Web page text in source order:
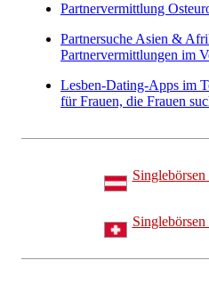
Partnervermittlung
Partnersuche Asien &
Partnervermittlungen im
Lesben-Dating-Apps im
für Frauen, die Frauen